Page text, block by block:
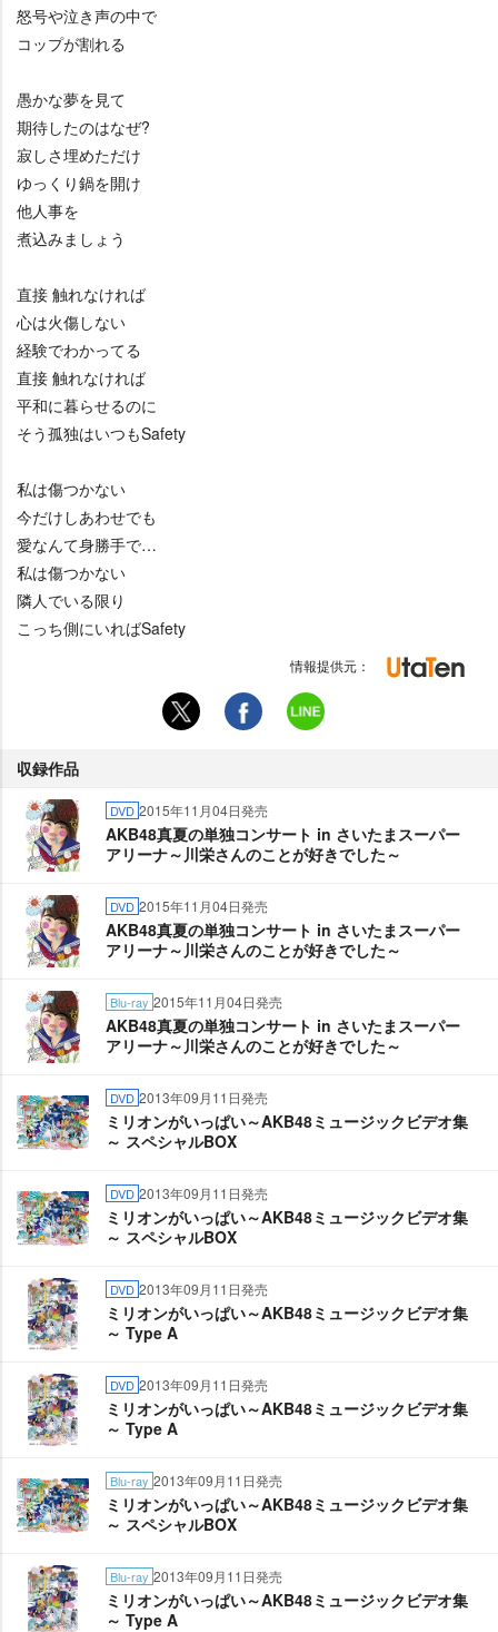
怒号や泣き声の中で
コップが割れる
愚かな夢を見て
期待したのはなぜ?
寂しさ埋めただけ
ゆっくり鍋を開け
他人事を
煮込みましょう
直接 触れなければ
心は火傷しない
経験でわかってる
直接 触れなければ
平和に暮らせるのに
そう孤独はいつもSafety
私は傷つかない
今だけしあわせでも
愛なんて身勝手で…
私は傷つかない
隣人でいる限り
こっち側にいればSafety
情報提供元：
収録作品
DVD 2015年11月04日発売
AKB48真夏の単独コンサート in さいたまスーパー
アリーナ～川栄さんのことが好きでした～
DVD 2015年11月04日発売
AKB48真夏の単独コンサート in さいたまスーパー
アリーナ～川栄さんのことが好きでした～
Blu-ray 2015年11月04日発売
AKB48真夏の単独コンサート in さいたまスーパー
アリーナ～川栄さんのことが好きでした～
DVD 2013年09月11日発売
ミリオンがいっぱい～AKB48ミュージックビデオ集
～ スペシャルBOX
DVD 2013年09月11日発売
ミリオンがいっぱい～AKB48ミュージックビデオ集
～ スペシャルBOX
DVD 2013年09月11日発売
ミリオンがいっぱい～AKB48ミュージックビデオ集
～ Type A
DVD 2013年09月11日発売
ミリオンがいっぱい～AKB48ミュージックビデオ集
～ Type A
Blu-ray 2013年09月11日発売
ミリオンがいっぱい～AKB48ミュージックビデオ集
～ スペシャルBOX
Blu-ray 2013年09月11日発売
ミリオンがいっぱい～AKB48ミュージックビデオ集
～ Type A